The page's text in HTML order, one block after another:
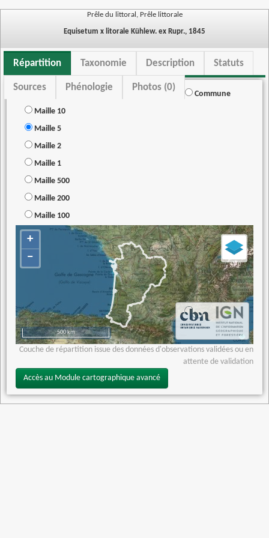
Prêle du littoral, Prêle littorale
Equisetum x litorale Kühlew. ex Rupr., 1845
Répartition Taxonomie Description Statuts
Sources Phénologie Photos (0)
Commune
Maille 10
Maille 5
Maille 2
Maille 1
Maille 500
Maille 200
Maille 100
+
−
500 km
Couche de répartition issue des données d'observations validées ou en
attente de validation
Accès au Module cartographique avancé